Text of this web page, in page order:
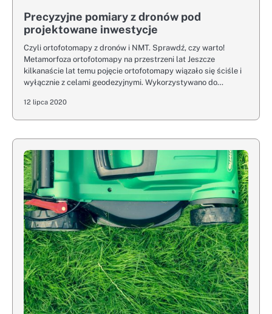
Precyzyjne pomiary z dronów pod
projektowane inwestycje
Czyli ortofotomapy z dronów i NMT. Sprawdź, czy warto!
Metamorfoza ortofotomapy na przestrzeni lat Jeszcze
kilkanaście lat temu pojęcie ortofotomapy wiązało się ściśle i
wyłącznie z celami geodezyjnymi. Wykorzystywano do…
12 lipca 2020